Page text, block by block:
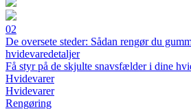
02
De oversete steder: Sådan rengør du
hvidevaredetaljer
Få styr på de skjulte snavsfælder i dine
Hvidevarer
Hvidevarer
Rengøring